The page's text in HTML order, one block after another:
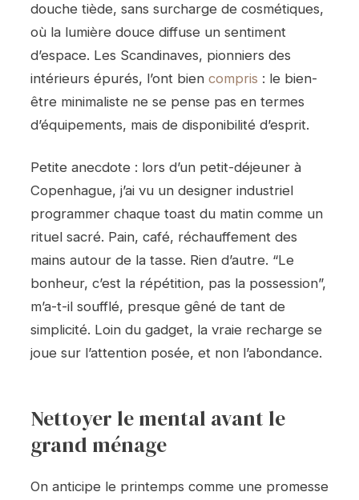
douche tiède, sans surcharge de cosmétiques,
où la lumière douce diffuse un sentiment
d’espace. Les Scandinaves, pionniers des
intérieurs épurés, l’ont bien compris : le bien-
être minimaliste ne se pense pas en termes
d’équipements, mais de disponibilité d’esprit.
Petite anecdote : lors d’un petit-déjeuner à
Copenhague, j’ai vu un designer industriel
programmer chaque toast du matin comme un
rituel sacré. Pain, café, réchauffement des
mains autour de la tasse. Rien d’autre. “Le
bonheur, c’est la répétition, pas la possession”,
m’a-t-il soufflé, presque gêné de tant de
simplicité. Loin du gadget, la vraie recharge se
joue sur l’attention posée, et non l’abondance.
Nettoyer le mental avant le
grand ménage
On anticipe le printemps comme une promesse